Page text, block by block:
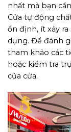
nhất mà bạn
Cửa tự động
ổn định, ít xảy
dụng. Để đánh
tham khảo các
hoặc kiểm tra
của cửa.